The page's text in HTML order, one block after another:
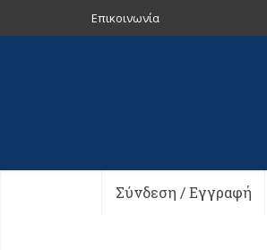
Επικοινωνία
Σύνδεση / Εγγραφή